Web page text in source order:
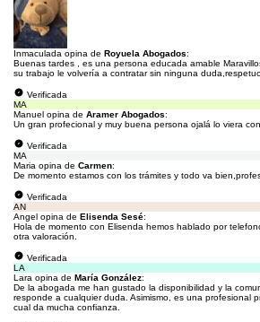
Inmaculada opina de Royuela Abogados:
Buenas tardes , es una persona educada amable
su trabajo le volvería a contratar sin ninguna
Verificada
MA
Manuel opina de Aramer Abogados:
Un gran profecional y muy buena persona ojalá lo viera
Verificada
MA
Maria opina de Carmen:
De momento estamos con los trámites y todo va
Verificada
AN
Angel opina de Elisenda Sesé:
Hola de momento con Elisenda hemos hablado por
otra valoración.
Verificada
LA
Lara opina de María González:
De la abogada me han gustado la disponibilidad y la
responde a cualquier duda. Asimismo, es una profesional
cual da mucha confianza.